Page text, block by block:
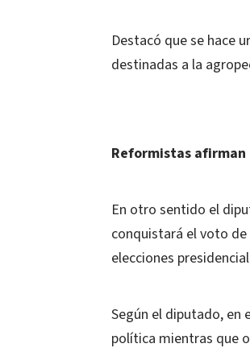
Destacó que se hace
destinadas a la
Reformistas
En otro sentido el
conquistará el voto
elecciones
Según el diputado, en
política mientras que